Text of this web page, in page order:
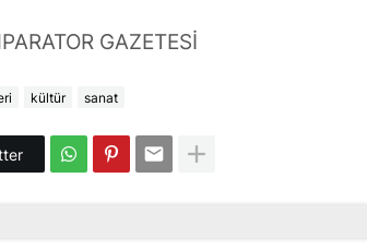
GAZETESİ
kültür sanat